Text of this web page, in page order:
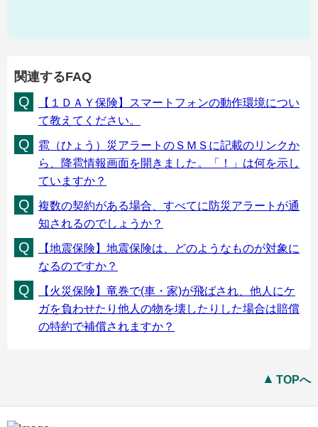
関連するFAQ
【１ＤＡＹ保険】スマートフォンの動作環境につい
て教えてください。
雹（ひょう）災アラートのＳＭＳに記載のリンクか
ら、降雹情報画面を開きました。「！」は何を示し
ていますか？
複数の契約がある場合、すべてに防災アラートが通
知されるのでしょうか？
【地震保険】地震保険は、どのようなものが対象に
なるのですか？
【火災保険】竜巻で(車・家)が飛ばされ、他人にケ
ガを負わせたり他人の物を壊したりした場合は賠償
の特約で補償されますか？
TOPへ